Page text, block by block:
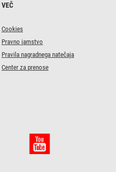
VEČ
Cookies
Pravno jamstvo
Pravila nagradnega natečaja
Center za prenose